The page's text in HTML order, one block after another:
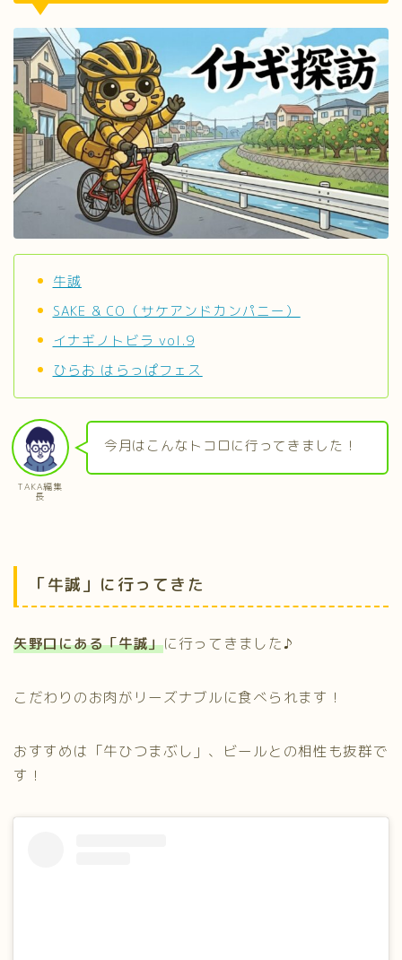
牛誠
SAKE & CO（サケアンドカンパニー）
イナギノトビラ vol.9
ひらお はらっぱフェス
TAKA編集
長
今月はこんなトコロに行ってきました！
「牛誠」に行ってきた
矢野口にある「牛誠」に行ってきました♪
こだわりのお肉がリーズナブルに食べられます！
おすすめは「牛ひつまぶし」、ビールとの相性も抜群で
す！